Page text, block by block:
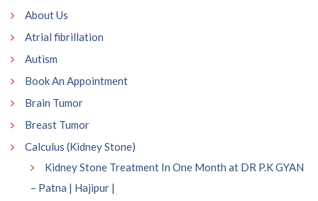
About Us
Atrial fibrillation
Autism
Book An Appointment
Brain Tumor
Breast Tumor
Calculus (Kidney Stone)
Kidney Stone Treatment In One Month at DR P.K GYAN
– Patna | Hajipur |